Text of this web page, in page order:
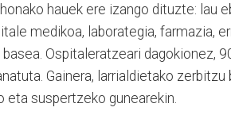
hauek ere izango dituzte: lau
medikoa, laborategia, farmazia,
basea. Ospitaleratzeari dagokionez,
Gainera, larrialdietako
eta suspertzeko gunearekin.